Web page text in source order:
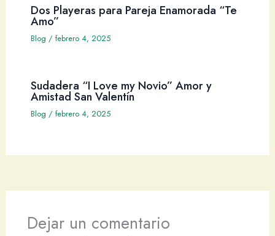
Dos Playeras para Pareja Enamorada “Te
Amo”
Blog / febrero 4, 2025
Sudadera “I Love my Novio” Amor y
Amistad San Valentín
Blog / febrero 4, 2025
Dejar un comentario